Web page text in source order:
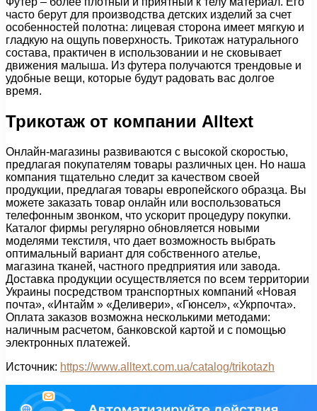
часто берут для производства детских изделий за счет
особенностей полотна: лицевая сторона имеет мягкую и
гладкую на ощупь поверхность. Трикотаж натурального
состава, практичен в использовании и не сковывает
движения малыша. Из футера получаются трендовые и
удобные вещи, которые будут радовать вас долгое
время.
Трикотаж от компании Alltext
Онлайн-магазины развиваются с высокой скоростью,
предлагая покупателям товары различных цен. Но наша
компания тщательно следит за качеством своей
продукции, предлагая товары европейского образца. Вы
можете заказать товар онлайн или воспользоваться
телефонным звонком, что ускорит процедуру покупки.
Каталог фирмы регулярно обновляется новыми
моделями текстиля, что дает возможность выбрать
оптимальный вариант для собственного ателье,
магазина тканей, частного предприятия или завода.
Доставка продукции осуществляется по всем территории
Украины посредством транспортных компаний «Новая
почта», «Интайм » «Деливери», «Гюнсел», «Укрпочта».
Оплата заказов возможна несколькими методами:
наличным расчетом, банковской картой и с помощью
электронных платежей.
Источник: https://www.alltext.com.ua/catalog/trikotazh